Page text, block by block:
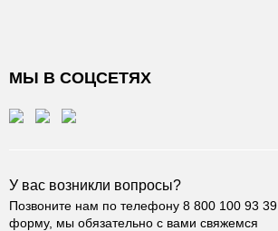
МЫ В СОЦСЕТЯХ
У вас возникли вопросы?
Позвоните нам по телефону 8 800 100 93 39
форму, мы обязательно с вами свяжемся